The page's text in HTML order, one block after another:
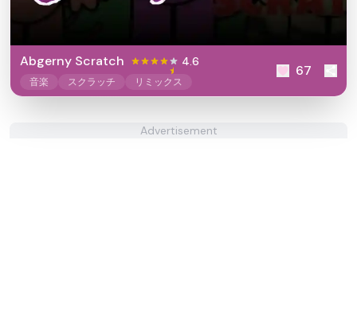
Abgerny Scratch 4.6
音楽 スクラッチ リミックス
67
Advertisement